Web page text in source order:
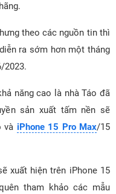
theo các nguồn tin thì
ra sớm hơn một tháng
2023.
năng cao là nhà Táo đã
sản xuất tấm nền sẽ
và iPhone 15 Pro Max/15
xuất hiện trên iPhone 15
tham khảo các mẫu